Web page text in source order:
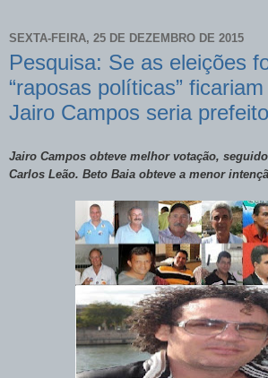
SEXTA-FEIRA, 25 DE DEZEMBRO DE 2015
Pesquisa: Se as eleições
“raposas políticas”
Jairo Campos seria
Jairo Campos obteve melhor votação,
Carlos Leão. Beto Baia obteve a menor